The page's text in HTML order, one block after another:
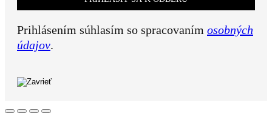
Prihlásením súhlasím so spracovaním osobných
údajov.